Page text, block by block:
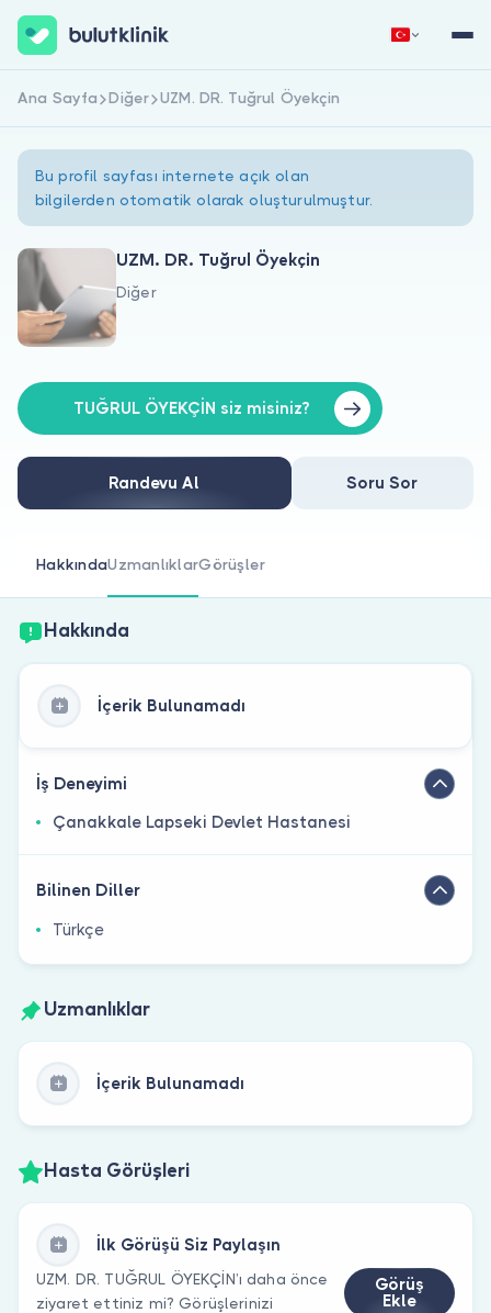
Hakkımızda
Doktorlar için
Doktor musunuz?
Hemen Kaydol Giriş Yap
Ana Sayfa Diğer UZM. DR. Tuğrul Öyekçin
Bu profil sayfası internete açık olan
bilgilerden otomatik olarak oluşturulmuştur.
UZM. DR. Tuğrul Öyekçin
Diğer
TUĞRUL ÖYEKÇİN siz misiniz?
Randevu Al Soru Sor
HakkındaUzmanlıklarGörüşler
Hakkında
İçerik Bulunamadı
İş Deneyimi
Çanakkale Lapseki Devlet Hastanesi
Bilinen Diller
Türkçe
Uzmanlıklar
İçerik Bulunamadı
Hasta Görüşleri
İlk Görüşü Siz Paylaşın
UZM. DR. TUĞRUL ÖYEKÇİN’ı daha önce
ziyaret ettiniz mi? Görüşlerinizi
Görüş
Ekle